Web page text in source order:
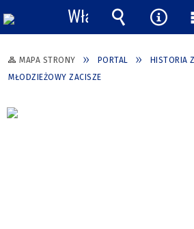
MAPA STRONY PORTAL
HISTORIA
MŁODZIEŻOWY ZACISZE
Włącz
powiadomienia